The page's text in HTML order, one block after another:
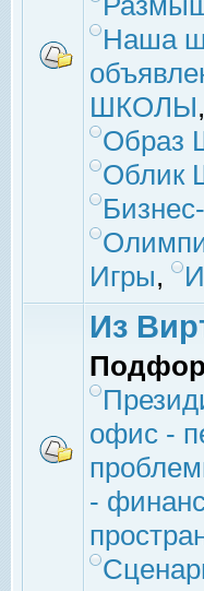
Наша
ШКОЛЫ,
Образ
Облик
Игры,
Из
офис -
-